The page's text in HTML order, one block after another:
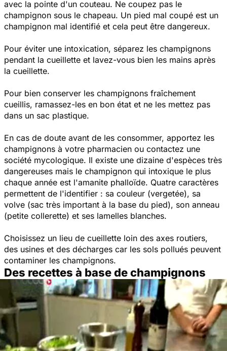
avec la pointe d'un couteau. Ne coupez pas le
champignon sous le chapeau. Un pied mal coupé est un
champignon mal identifié et cela peut être dangereux.
Pour éviter une intoxication, séparez les champignons
pendant la cueillette et lavez-vous bien les mains après
la cueillette.
Pour bien conserver les champignons fraîchement
cueillis, ramassez-les en bon état et ne les mettez pas
dans un sac plastique.
En cas de doute avant de les consommer, apportez les
champignons à votre pharmacien ou contactez une
société mycologique. Il existe une dizaine d'espèces très
dangereuses mais le champignon qui intoxique le plus
chaque année est l'amanite phalloïde. Quatre caractères
permettent de l'identifier : sa couleur (vergetée), sa
volve (sac très important à la base du pied), son anneau
(petite collerette) et ses lamelles blanches.
Choisissez un lieu de cueillette loin des axes routiers,
des usines et des décharges car les sols pollués peuvent
contaminer les champignons.
Des recettes à base de champignons